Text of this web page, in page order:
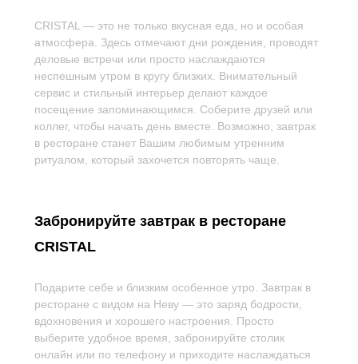
CRISTAL — это не только вкусная еда, но и особая
атмосфера. Здесь отмечают дни рождения, проводят
деловые встречи или просто наслаждаются
неспешным утром в кругу близких. Внимательный
сервис и стильный интерьер делают каждое
посещение запоминающимся. Соберите друзей или
коллег, чтобы начать день вместе. Возможно, завтрак
в ресторане станет Вашим любимым утренним
ритуалом, который захочется повторять чаще.
Забронируйте завтрак в ресторане
CRISTAL
Подарите себе и близким особенное утро. Завтрак в
ресторане с видом на Неву — это заряд бодрости,
вдохновения и хорошего настроения. Просто
выберите удобное время, забронируйте столик
онлайн или по телефону и приходите наслаждаться